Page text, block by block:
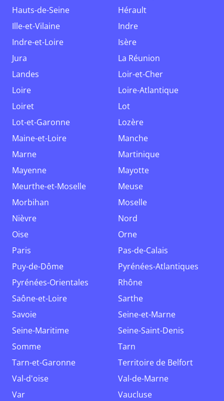
Hauts-de-Seine
Hérault
Ille-et-Vilaine
Indre
Indre-et-Loire
Isère
Jura
La Réunion
Landes
Loir-et-Cher
Loire
Loire-Atlantique
Loiret
Lot
Lot-et-Garonne
Lozère
Maine-et-Loire
Manche
Marne
Martinique
Mayenne
Mayotte
Meurthe-et-Moselle
Meuse
Morbihan
Moselle
Nièvre
Nord
Oise
Orne
Paris
Pas-de-Calais
Puy-de-Dôme
Pyrénées-Atlantiques
Pyrénées-Orientales
Rhône
Saône-et-Loire
Sarthe
Savoie
Seine-et-Marne
Seine-Maritime
Seine-Saint-Denis
Somme
Tarn
Tarn-et-Garonne
Territoire de Belfort
Val-d'oise
Val-de-Marne
Var
Vaucluse